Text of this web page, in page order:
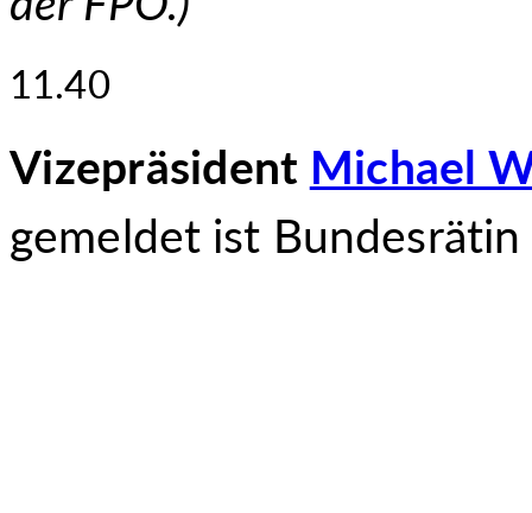
11.40
Vizepräsident Michael
gemeldet ist Bundesrätin